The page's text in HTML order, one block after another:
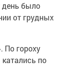
день было
от грудных
По гороху
по